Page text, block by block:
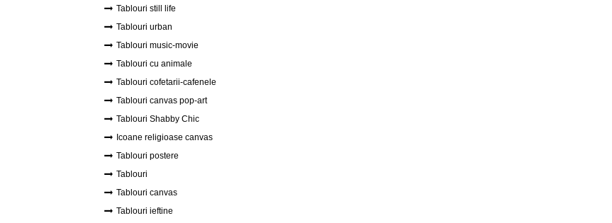
Tablouri still life
Tablouri urban
Tablouri music-movie
Tablouri cu animale
Tablouri cofetarii-cafenele
Tablouri canvas pop-art
Tablouri Shabby Chic
Icoane religioase canvas
Tablouri postere
Tablouri
Tablouri canvas
Tablouri ieftine